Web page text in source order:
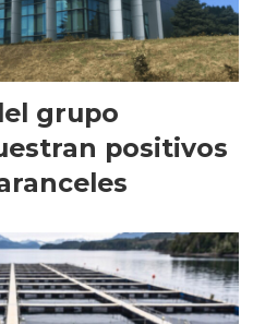
grupo
positivos